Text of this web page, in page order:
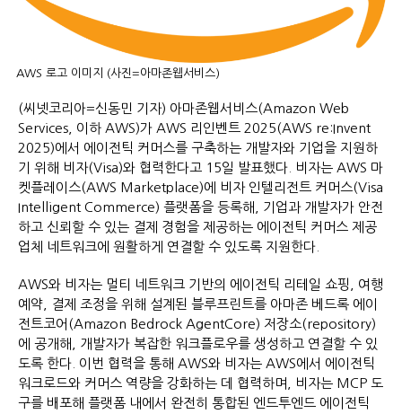
AWS 로고 이미지 (사진=아마존웹서비스)
(씨넷코리아=신동민 기자) 아마존웹서비스(Amazon Web
Services, 이하 AWS)가 AWS 리인벤트 2025(AWS re:Invent
2025)에서 에이전틱 커머스를 구축하는 개발자와 기업을 지원하
기 위해 비자(Visa)와 협력한다고 15일 발표했다. 비자는 AWS 마
켓플레이스(AWS Marketplace)에 비자 인텔리전트 커머스(Visa
Intelligent Commerce) 플랫폼을 등록해, 기업과 개발자가 안전
하고 신뢰할 수 있는 결제 경험을 제공하는 에이전틱 커머스 제공
업체 네트워크에 원활하게 연결할 수 있도록 지원한다.
AWS와 비자는 멀티 네트워크 기반의 에이전틱 리테일 쇼핑, 여행
예약, 결제 조정을 위해 설계된 블루프린트를 아마존 베드록 에이
전트코어(Amazon Bedrock AgentCore) 저장소(repository)
에 공개해, 개발자가 복잡한 워크플로우를 생성하고 연결할 수 있
도록 한다. 이번 협력을 통해 AWS와 비자는 AWS에서 에이전틱
워크로드와 커머스 역량을 강화하는 데 협력하며, 비자는 MCP 도
구를 배포해 플랫폼 내에서 완전히 통합된 엔드투엔드 에이전틱